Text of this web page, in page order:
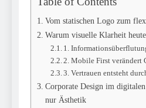
Vom statischen Logo zum
Warum visuelle Klarheit
1.
2. Mobile First verändert
3. Vertrauen entsteht
Corporate Design im
nur Ästhetik